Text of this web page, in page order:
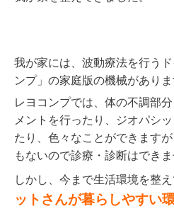
我が家には、波動療法を行う
ンプ」の家庭版の機械がありま
レヨコンプでは、体の不調部
メントを行ったり、ジオパシ
たり、色々なことができます
もないので診療・診断はできま
しかし、今まで生活環境を整
ットさんが暮らしやすい